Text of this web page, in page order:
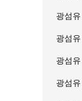
광섬
광섬유
광섬유
광섬유